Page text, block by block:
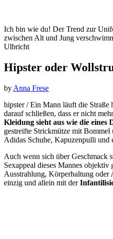
Ich bin wie du! Der Trend zur
zwischen Alt und Jung
Ulbricht
Hipster oder
by Anna Frese
hipster / Ein Mann läuft die Straße
darauf schließen, dass er nicht
Kleidung sieht aus wie die eines
gestreifte Strickmütze mit
Adidas Schuhe, Kapuzenpulli und
Auch wenn sich über Geschmack
Sexappeal dieses Mannes
Ausstrahlung, Körperhaltung oder
einzig und allein mit der